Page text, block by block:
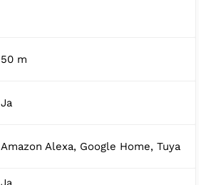
50 m
Ja
Amazon Alexa, Google Home, Tuya